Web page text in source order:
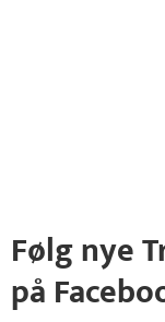
Følg nye
på